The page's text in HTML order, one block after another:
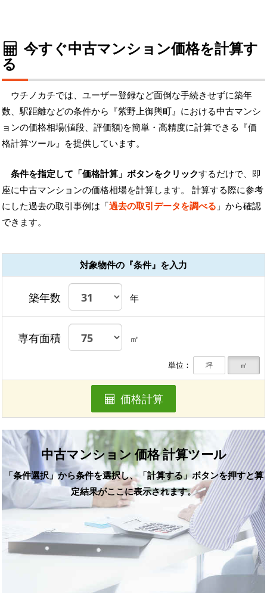
今すぐ中古マンション価格を計算す
る
ウチノカチでは、ユーザー登録など面倒な手続きせずに築年
数、駅距離などの条件から『紫野上御輿町』における中古マンシ
ョンの価格相場(値段、評価額)を簡単・高精度に計算できる『価
格計算ツール』を提供しています。
条件を指定して「価格計算」ボタンをクリックするだけで、即
座に中古マンションの価格相場を計算します。 計算する際に参考
にした過去の取引事例は「過去の取引データを調べる 」から確認
できます。
対象物件の『条件』を入力
築年数 年
専有面積 ㎡
単位： 坪 ㎡
価格計算
中古マンション 価格 計算ツール
「条件選択」から条件を選択し、「計算する」ボタンを押すと算
定結果がここに表示されます。